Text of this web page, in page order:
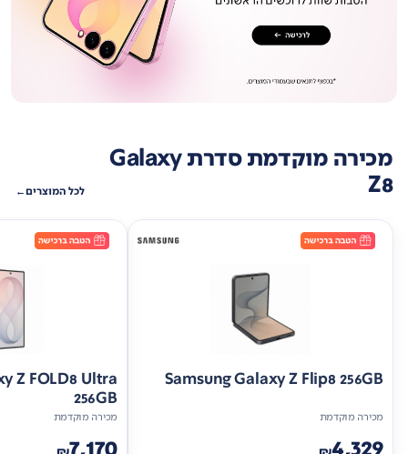
מכירה מוקדמת סדרת Galaxy
Z8 לכל המוצרים
Samsung Galaxy Z Flip8 256GB
מכירה מוקדמת
Z FOLD8 Ultra
256GB
מכירה מוקדמת